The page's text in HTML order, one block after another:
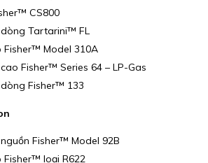
CS800
Tartarini™ FL
Fisher™ Model 310A
Fisher™ Series 64 – LP-Gas
Fisher™ 133
Fisher™ Model 92B
Fisher™ loại R622